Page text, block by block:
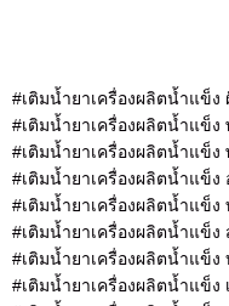
#เติมน้ำยาเครื่องผลิตน้ำแข็
#เติมน้ำยาเครื่องผลิตน้ำแข็ง
#เติมน้ำยาเครื่องผลิตน้ำแข็
#เติมน้ำยาเครื่องผลิตน้ำแข็ง
#เติมน้ำยาเครื่องผลิตน้ำแข็
#เติมน้ำยาเครื่องผลิตน้ำแข็ง
#เติมน้ำยาเครื่องผลิตน้ำแข็
#เติมน้ำยาเครื่องผลิตน้ำแข็ง